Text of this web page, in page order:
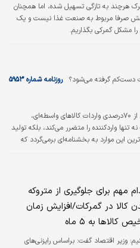
هرچند به تازگی تسهیل شده، اما همچنان
صرفا مربوط به صنعت غذا نیست و یک
مشکل گمرکی بگذاریم.
دست‌کم گرفته می‌شود؟ روزنامه شماره ۵۹۵۳
با توجه به سهم بیش از ۷۰درصدی واردات کالاهای واسطه‌ای،
بخشنامه‌های خلق‌الساعه برای واردات نه تنها واردکننده را متضرر می‎کند، بلکه تولید
این موارد به بخشنامه‌ای برمی‌گردد که
مهم برای جلوگیری از متروکه
کالا در گمرکات/افزایش زمان
کالاها به ۵ ماه
وزیر اقتصاد گفت: بر‌اساس رایزنی‌های